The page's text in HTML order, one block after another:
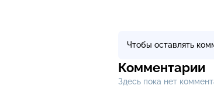
Чтобы оставлять
Комментарии
Здесь пока нет